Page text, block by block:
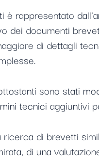
è rappresentato
dei documenti
di dettagli
sono stati
tecnici aggiuntivi
di brevetti
di una